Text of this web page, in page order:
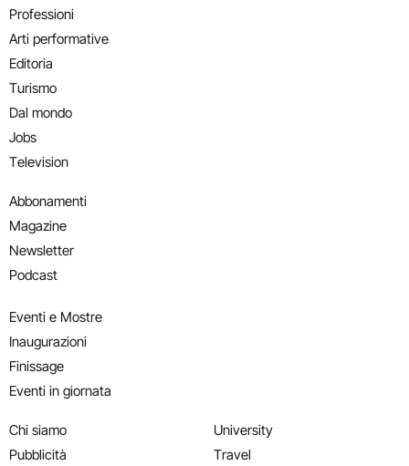
Professioni
Arti performative
Editoria
Turismo
Dal mondo
Jobs
Television
Abbonamenti
Magazine
Newsletter
Podcast
Eventi e Mostre
Inaugurazioni
Finissage
Eventi in giornata
Chi siamo
Pubblicità
University
Travel